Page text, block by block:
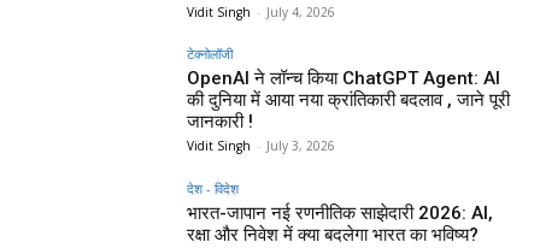
Vidit Singh - July 4, 2026
टेक्नोलॉजी
OpenAI ने लॉन्च किया ChatGPT Agent: AI
की दुनिया में आया नया क्रांतिकारी बदलाव , जाने पूरी
जानकारी !
Vidit Singh - July 3, 2026
देश - विदेश
भारत-जापान नई रणनीतिक साझेदारी 2026: AI,
रक्षा और निवेश में क्या बदलेगा भारत का भविष्य?